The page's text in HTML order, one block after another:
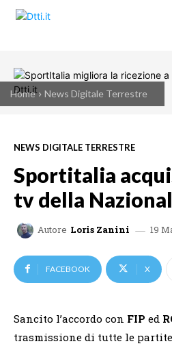
Home News Digitale Terrestre
NEWS DIGITALE TERRESTRE
Sportitalia
tv della
Autore Loris Zanini 19
FACEBOOK X
Sancito l’accordo con FIP ed
trasmissione di tutte le